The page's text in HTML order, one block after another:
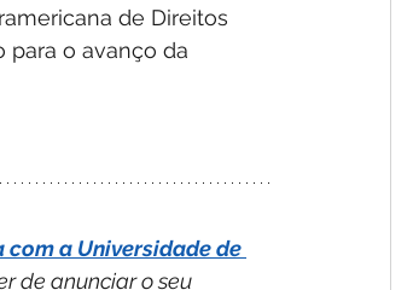
de Direitos
para o avanço da
com a Universidade de
de anunciar o seu